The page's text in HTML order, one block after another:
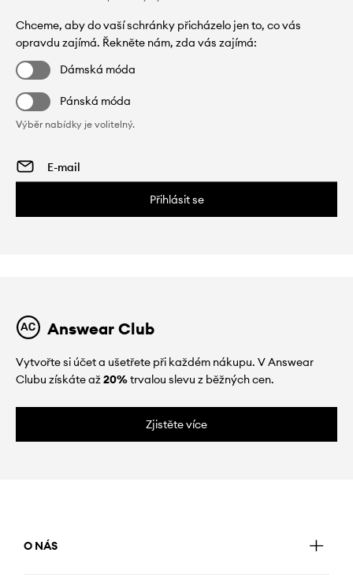
Chceme, aby do vaší schránky přicházelo jen to, co vás
opravdu zajímá. Řekněte nám, zda vás zajímá:
Dámská móda
Pánská móda
Výběr nabídky je volitelný.
Přihlásit se
Answear Club
Vytvořte si účet a ušetřete při každém nákupu. V Answear
Clubu získáte až20%trvalou slevu z běžných cen.
Zjistěte více
O NÁS